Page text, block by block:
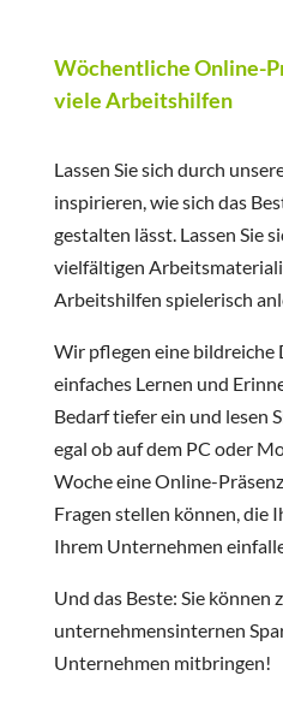
Wöchentliche Online-
viele Arbeitshilfen
Lassen Sie sich durch
inspirieren, wie sich das
gestalten lässt. Lassen Sie
vielfältigen
Arbeitshilfen spielerisch
Wir pflegen eine bildreiche
einfaches Lernen und
Bedarf tiefer ein und lesen
egal ob auf dem PC oder
Woche eine Online-
Fragen stellen können, die
Ihrem Unternehmen
Und das Beste: Sie können
unternehmensinternen
Unternehmen mitbringen!